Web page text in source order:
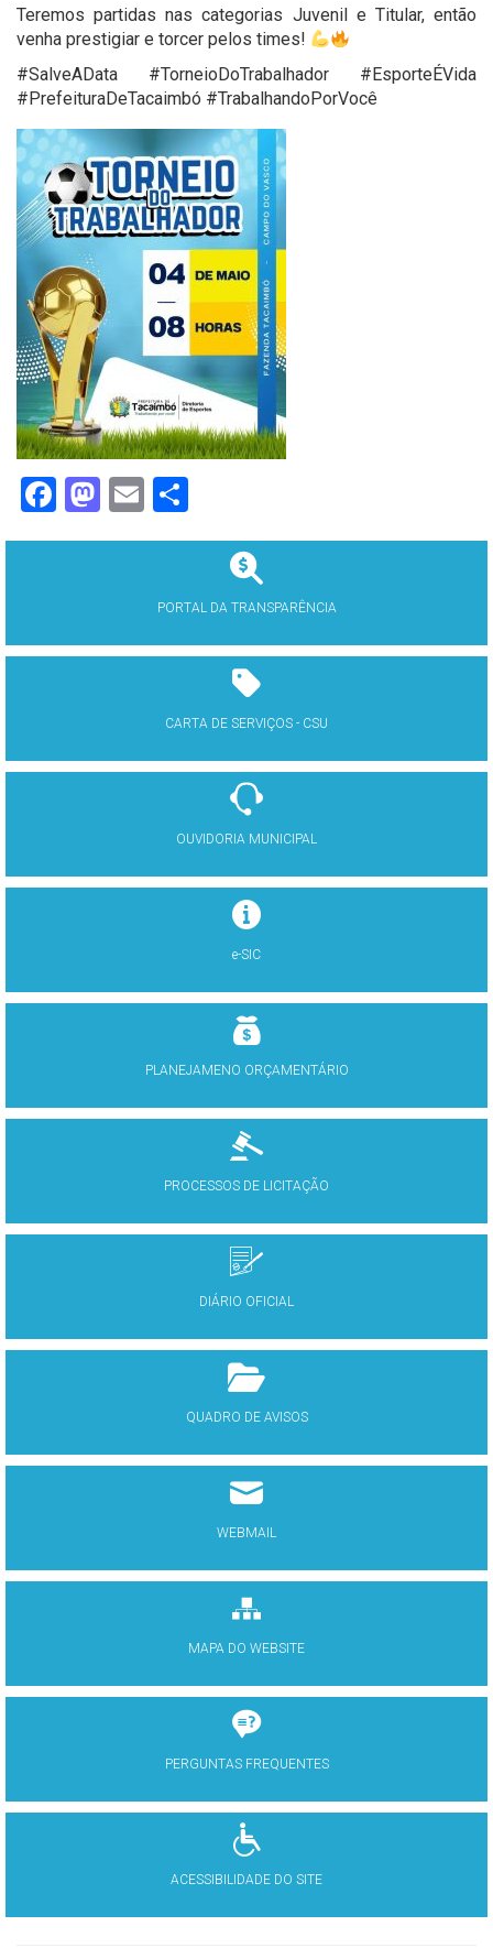
Teremos partidas nas categorias Juvenil e Titular, então
venha prestigiar e torcer pelos times!
#SalveAData #TorneioDoTrabalhador #EsporteÉVida
#PrefeituraDeTacaimbó #TrabalhandoPorVocê
Facebook
Mastodon
Email
PORTAL DA TRANSPARÊNCIA
CARTA DE SERVIÇOS - CSU
OUVIDORIA MUNICIPAL
e-SIC
PLANEJAMENO ORÇAMENTÁRIO
PROCESSOS DE LICITAÇÃO
DIÁRIO OFICIAL
QUADRO DE AVISOS
WEBMAIL
MAPA DO WEBSITE
PERGUNTAS FREQUENTES
ACESSIBILIDADE DO SITE